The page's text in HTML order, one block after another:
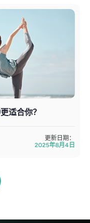
适合你？
更新日期：
2025年8月4日